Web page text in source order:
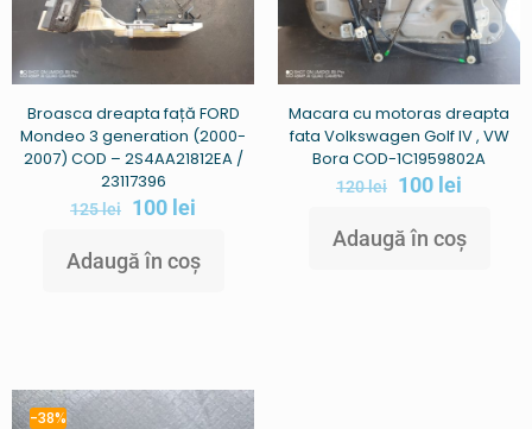
Broasca dreapta față FORD
Mondeo 3 generation (2000-
2007) COD – 2S4AA21812EA /
23117396
125lei 100 lei
Adaugă în coș
Macara cu motoras dreapta
fata Volkswagen Golf IV , VW
Bora COD-1C1959802A
120lei 100 lei
Adaugă în coș
-38%